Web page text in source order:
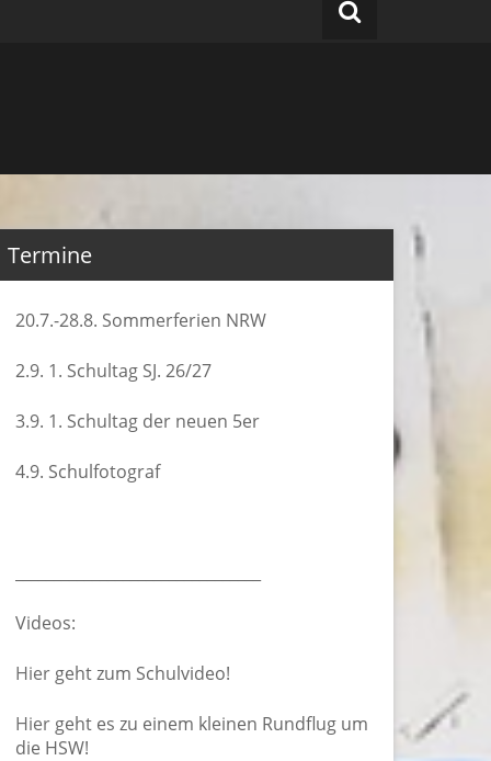
Termine
20.7.-28.8. Sommerferien NRW
2.9. 1. Schultag SJ. 26/27
3.9. 1. Schultag der neuen 5er
4.9. Schulfotograf
Videos:
Hiergeht zum Schulvideo!
Hiergeht es zu einem kleinen Rundflug um
die HSW!